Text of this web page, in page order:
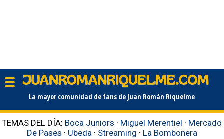
La mayor comunidad de fans de Juan Román Riquelme
TEMAS DEL DÍA: Boca Juniors · Miguel Merentiel · Mercado
De Pases · Ubeda · Streaming · La Bombonera